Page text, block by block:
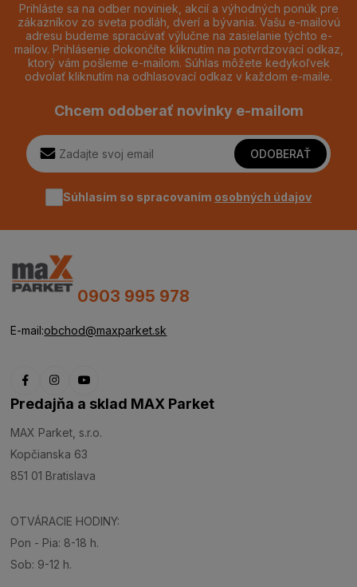
Prihláste sa na odber noviniek, akcií a výhodných ponúk pre
zákazníkov zo sveta podláh, dverí a bývania. Vašu e-mailovú
adresu budeme spracúvať výlučne na zasielanie týchto e-
mailov. Prihlásenie dokončíte kliknutím na potvrdzovací odkaz,
ktorý vám pošleme e-mailom. Súhlas môžete kedykoľvek
odvolať kliknutím na odhlasovací odkaz v každom e-maile.
Chcem odoberať novinky e-mailom
ODOBERAŤ
Súhlasím so spracovaním osobných údajov
0903 995 978
E-mail:obchod@maxparket.sk
Predajňa a sklad MAX Parket
MAX Parket, s.r.o.
Kopčianska 63
851 01 Bratislava
OTVÁRACIE HODINY:
Pon - Pia: 8-18 h.
Sob: 9-12 h.